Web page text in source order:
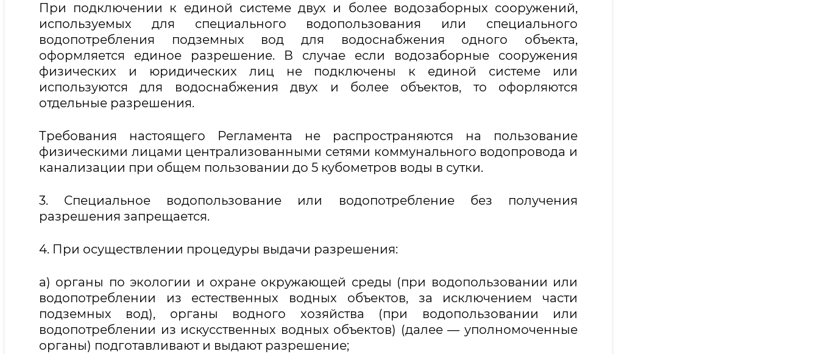
При подключении к единой системе двух и более водозаборных сооружений,
используемых для специального водопользования или специального
водопотребления подземных вод для водоснабжения одного объекта,
оформляется единое разрешение. В случае если водозаборные сооружения
физических и юридических лиц не подключены к единой системе или
используются для водоснабжения двух и более объектов, то офорляются
отдельные разрешения.
Требования настоящего Регламента не распространяются на пользование
физическими лицами централизованными сетями коммунального водопровода и
канализации при общем пользовании до 5 кубометров воды в сутки.
3. Специальное водопользование или водопотребление без получения
разрешения запрещается.
4. При осуществлении процедуры выдачи разрешения:
а) органы по экологии и охране окружающей среды (при водопользовании или
водопотреблении из естественных водных объектов, за исключением части
подземных вод), органы водного хозяйства (при водопользовании или
водопотреблении из искусственных водных объектов) (далее — уполномоченные
органы) подготавливают и выдают разрешение;